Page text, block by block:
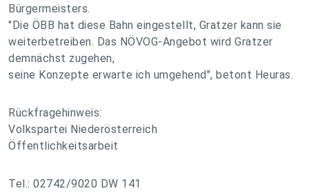
Bürgermeisters.
"Die ÖBB hat diese Bahn eingestellt, Gratzer kann sie
weiterbetreiben. Das NÖVOG-Angebot wird Gratzer
demnächst zugehen,
seine Konzepte erwarte ich umgehend", betont Heuras.
Rückfragehinweis:
Volkspartei Niederösterreich
Öffentlichkeitsarbeit
Tel.: 02742/9020 DW 141